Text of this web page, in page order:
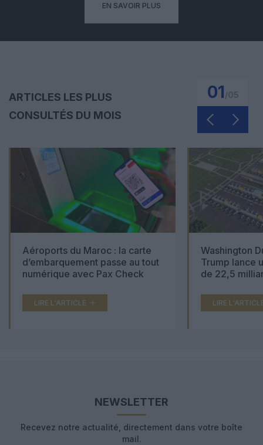
EN SAVOIR PLUS
ARTICLES LES PLUS
CONSULTÉS DU MOIS
01
Aéroports du Maroc : la carte
d’embarquement passe au tout
numérique avec Pax Check
LIRE L'ARTICLE
Washington
Trump lance
de 22,5
LIRE
NEWSLETTER
Recevez notre actualité, directement dans votre boîte
mail.